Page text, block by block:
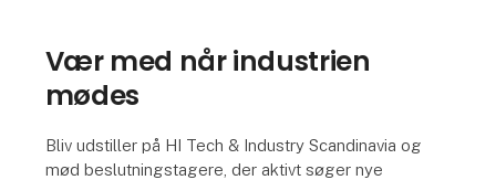
Vær med når industrien
mødes
Bliv udstiller på HI Tech & Industry Scandinavia og
mød beslutningstagere, der aktivt søger nye